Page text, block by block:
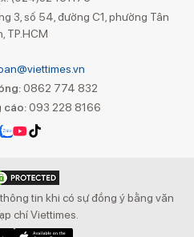
3, số 54, đường C1, phường Tân
TP.HCM
0862 774 832
cáo:093 228 8166
tin khi có sự đồng ý bằng văn
chí Viettimes.